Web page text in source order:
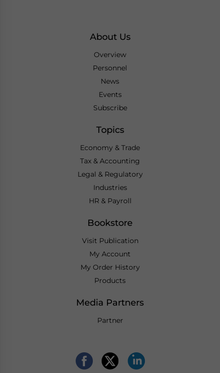
About Us
Overview
Personnel
News
Events
Subscribe
Topics
Economy & Trade
Tax & Accounting
Legal & Regulatory
Industries
HR & Payroll
Bookstore
Visit Publication
My Account
My Order History
Products
Media Partners
Partner